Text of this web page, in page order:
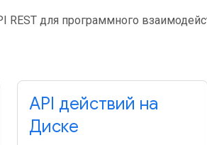
для программного
API действий на
Диске